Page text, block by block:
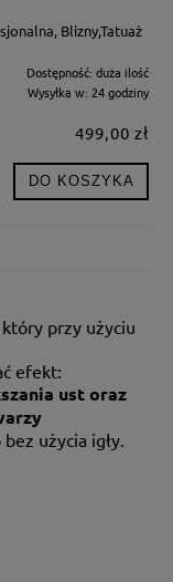
Blizny,Tatuaż
Dostępność: duża ilość
Wysyłka w: 24 godziny
499,00 zł
DO KOSZYKA
przy użyciu
efekt:
ust oraz
użycia igły.